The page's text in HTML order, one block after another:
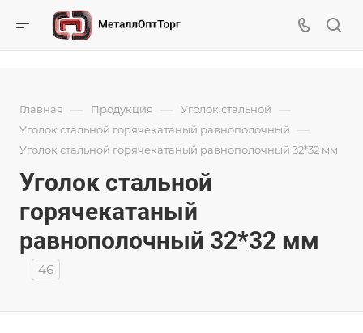
Главная — Продукция — Уголок стальной —
Уголок стальной горячекатаный равнополочный —
Уголок стальной горячекатаный равнополочный 32*32 мм
Уголок стальной
горячекатаный
равнополочный 32*32 мм
46